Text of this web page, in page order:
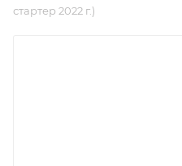
стартер 2022 г.)